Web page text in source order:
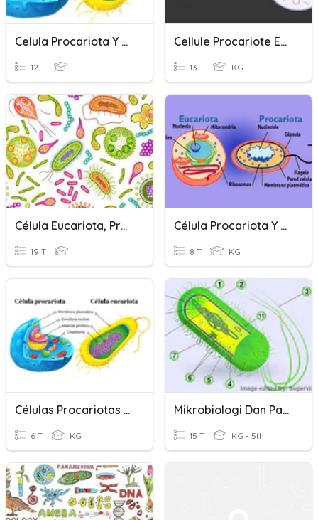
Celula Procariota Y Eucariota
12 T
Cellule Procariote Ed Eucariote
13 T KG
Célula Eucariota, Procariota, Vegetal Y Animal
19 T
Célula Procariota Y Célula Eucariota
8 T KG
Células Procariotas Y Eucariotas.
6 T KG
Mikrobiologi Dan Parasitologi 2
15 T KG - 5th